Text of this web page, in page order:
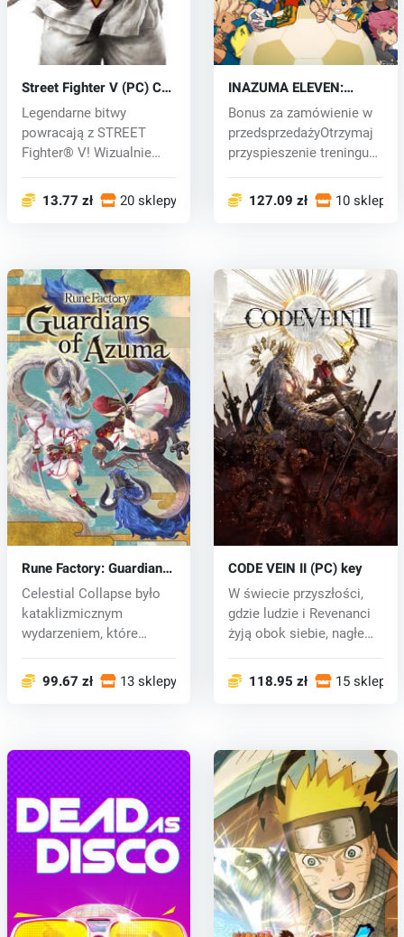
Street Fighter V (PC) CD
key
Legendarne bitwy
powracają z STREET
Fighter® V! Wizualnie
13.77 zł 20 sklepy
INAZUMA ELEVEN:
Victory Road (PC) key
Bonus za zamówienie w
przedsprzedażyOtrzymaj
przyspieszenie treningu
127.09 zł 10 sklepy
Rune Factory: Guardians
of Azuma (PC) key
Celestial Collapse było
kataklizmicznym
wydarzeniem, które
99.67 zł 13 sklepy
CODE VEIN II (PC) key
W świecie przyszłości,
gdzie ludzie i Revenanci
żyją obok siebie, nagłe
118.95 zł 15 sklepy